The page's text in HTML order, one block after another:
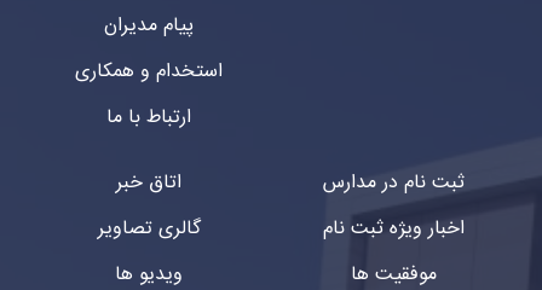
پیام مدیران
استخدام و همکاری
ارتباط با ما
ثبت نام در مدارس
اخبار ویژه ثبت نام
موفقیت ها
اتاق خبر
گالری تصاویر
ویدیو ها